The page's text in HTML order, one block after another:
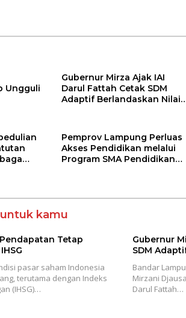
Ungguli
Gubernur Mirza Ajak IAI
Darul Fattah Cetak SDM
Adaptif Berlandaskan Nilai
Pemprov Lampung Perluas
Akses Pendidikan melalui
Program SMA Pendidikan
kamu
Tetap
pasar saham Indonesia
terutama dengan Indeks
(IHSG)…
Gubernur
SDM
Bandar
Mirzani
Darul Fattah…